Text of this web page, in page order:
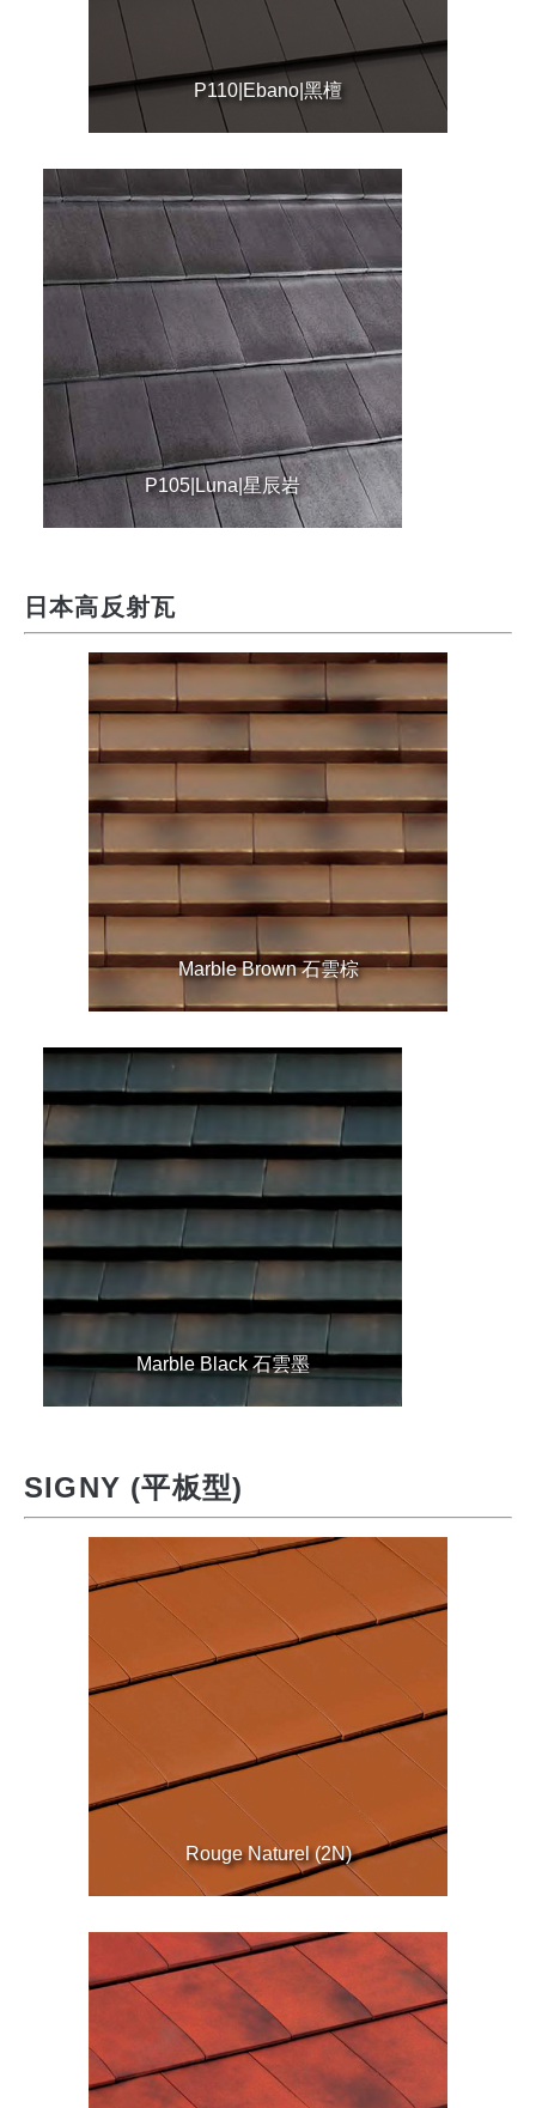
P110|Ebano|黑檀
P105|Luna|星辰岩
日本高反射瓦
Marble Brown 石雲棕
Marble Black 石雲墨
SIGNY (平板型)
Rouge Naturel (2N)